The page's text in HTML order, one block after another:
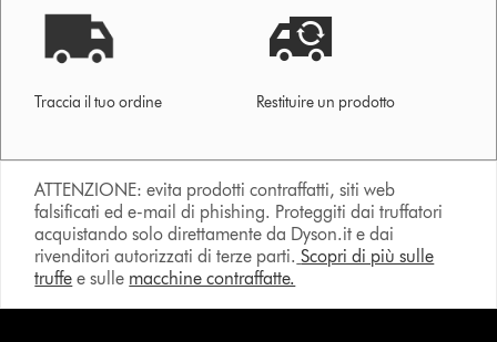
Traccia il tuo ordine Restituire un prodotto
ATTENZIONE: evita prodotti contraffatti, siti web
falsificati ed e-mail di phishing. Proteggiti dai truffatori
acquistando solo direttamente da Dyson.it e dai
rivenditori autorizzati di terze parti. Scopri di più sulle
truffe e sulle macchine contraffatte.